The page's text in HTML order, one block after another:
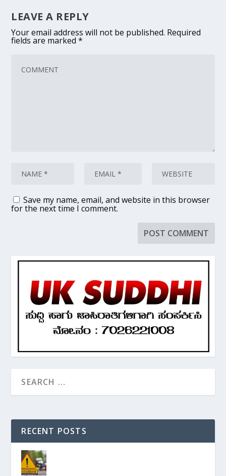
LEAVE A REPLY
Your email address will not be published. Required
fields are marked*
Save my name, email, and website in this browser
for the next time I comment.
RECENT POSTS